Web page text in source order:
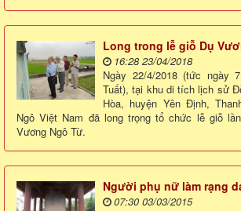
Long trong lễ giỗ Dụ
16:28 23/04/2018
Ngày 22/4/2018 (tức ngày
Tuất), tại khu di tích lịch sử
Hòa, huyện Yên Định,
Ngô Việt Nam đã long trọng tổ chức lễ giỗ
Vương Ngô Từ.
Người phụ nữ làm rạng
07:30 03/03/2015